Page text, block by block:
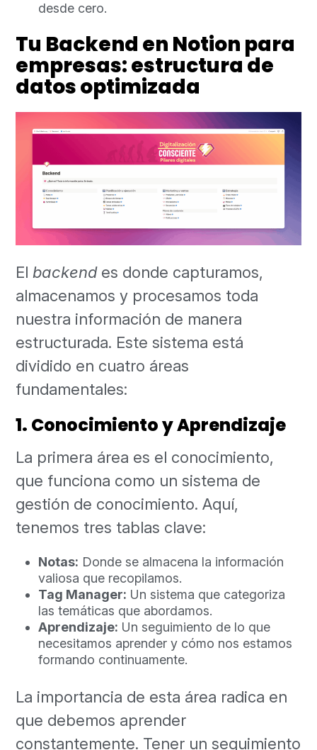
desde cero.
Tu Backend en Notion para
empresas: estructura de
datos optimizada
El backendes donde capturamos,
almacenamos y procesamos toda
nuestra información de manera
estructurada. Este sistema está
dividido en cuatro áreas
fundamentales:
1. Conocimiento y Aprendizaje
La primera área es el conocimiento,
que funciona como un sistema de
gestión de conocimiento. Aquí,
tenemos tres tablas clave:
Notas: Donde se almacena la información
valiosa que recopilamos.
Tag Manager: Un sistema que categoriza
las temáticas que abordamos.
Aprendizaje: Un seguimiento de lo que
necesitamos aprender y cómo nos estamos
formando continuamente.
La importancia de esta área radica en
que debemos aprender
constantemente. Tener un seguimiento